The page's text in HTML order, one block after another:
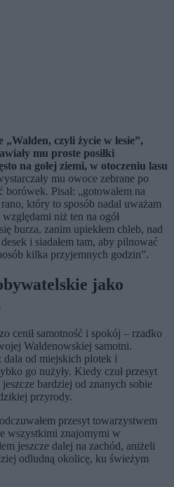
„Walden, czyli życie w lesie”,
mu proste posiłki
na gołej ziemi, w otoczeniu lasu
mu owoce zebrane po
Pisał: „gotowałem na
który to sposób nadal uważam
niż ten na ogół
burza, zanim upiekłem chleb, nad
i siadałem tam, aby pilnować
kilka przyjemnych godzin”.
jako
cenił samotność i spokój – rzadko
Waldenowskiej samotni.
dala od miejskich plotek i
go nużyły. Kiedy czuł przesyt
bardziej od znanych sobie
przyrody.
przesyt towarzystwem
wszystkimi znajomymi w
jeszcze dalej na zachód, aniżeli
odludną okolicę, ku świeżym